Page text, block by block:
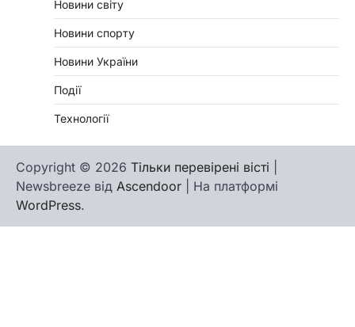
Новини світу
Новини спорту
Новини України
Події
Технології
Copyright © 2026 Тільки перевірені вісті
Newsbreeze від Ascendoor | На платформі
WordPress.